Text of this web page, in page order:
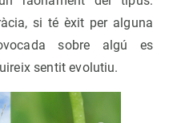
si té èxit per alguna
sobre algú es
sentit evolutiu.